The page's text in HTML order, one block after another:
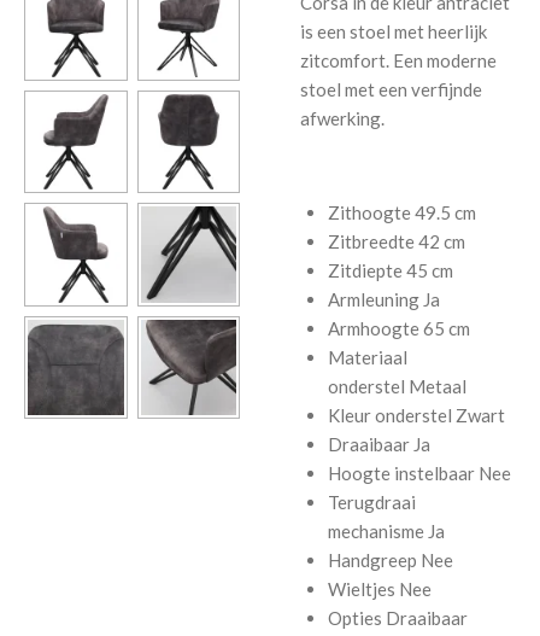
is een stoel met heerlijk
zitcomfort. Een moderne
stoel met een verfijnde
afwerking.
Zithoogte49.5 cm
Zitbreedte42 cm
Zitdiepte45 cm
Armleuning Ja
Armhoogte65 cm
Materiaal
onderstel Metaal
Kleur onderstel Zwart
Draaibaar Ja
Hoogte instelbaar Nee
Terugdraai
mechanisme Ja
Handgreep Nee
Wieltjes Nee
Opties Draaibaar